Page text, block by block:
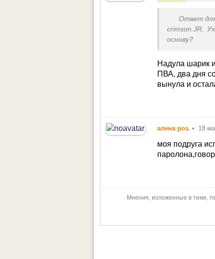
Ответ
crimson.JR,
основу?
Надула шарик
ПВА, два дня
вынула и
алена роз. • 18
моя подруга
Мнения, изложенные в теме,